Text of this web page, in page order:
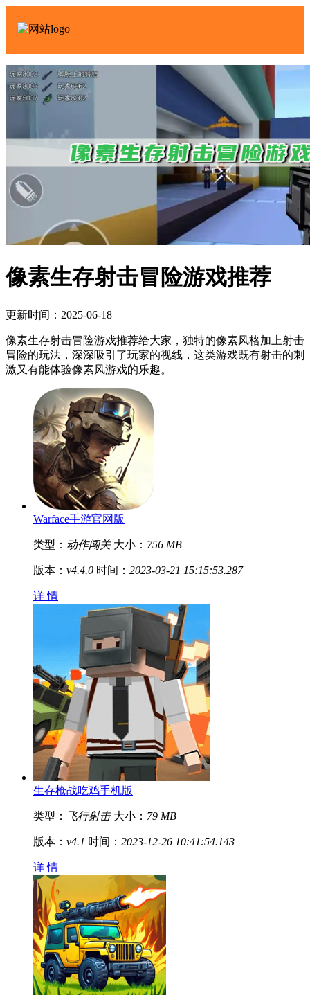
像素生存射击冒险游戏推荐
更新时间：2025-06-18
像素生存射击冒险游戏推荐给大家，独特的像素风格加上射击
冒险的玩法，深深吸引了玩家的视线，这类游戏既有射击的刺
激又有能体验像素风游戏的乐趣。
Warface手游官网版
类型： 动作闯关 大小： 756 MB
版本： v4.4.0 时间： 2023-03-21 15:15:53.287
详 情
生存枪战吃鸡手机版
类型： 飞行射击 大小： 79 MB
版本： v4.1 时间： 2023-12-26 10:41:54.143
详 情